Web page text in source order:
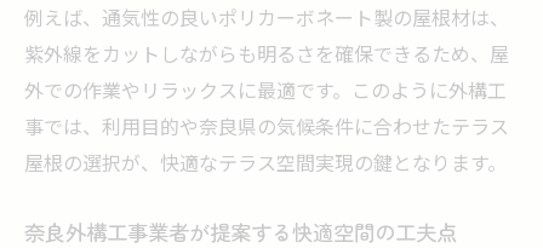
例えば、通気性の良いポリカーボネート製の屋根材は、
紫外線をカットしながらも明るさを確保できるため、屋
外での作業やリラックスに最適です。このように外構工
事では、利用目的や奈良県の気候条件に合わせたテラス
屋根の選択が、快適なテラス空間実現の鍵となります。
奈良外構工事業者が提案する快適空間の工夫点